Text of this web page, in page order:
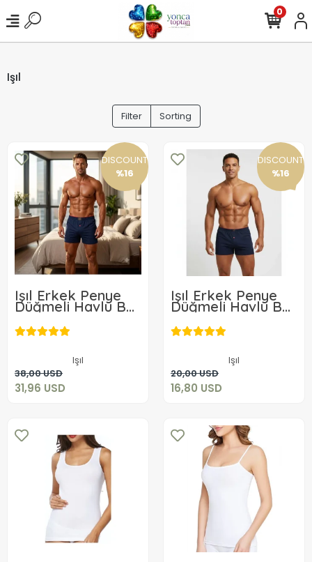
0
Işıl
Filter Sorting
DISCOUNT
%16
Işıl Erkek Penye
Düğmeli Havlu Bel
Boxer 6 Adet
Işıl
38,00 USD
31,96 USD
31,96 USD
Add to cart
DISCOUNT
%16
Işıl Erkek Penye
Düğmeli Havlu Bel
Boxer 3 Adet
Işıl
20,00 USD
16,80 USD
16,80 USD
Add to cart